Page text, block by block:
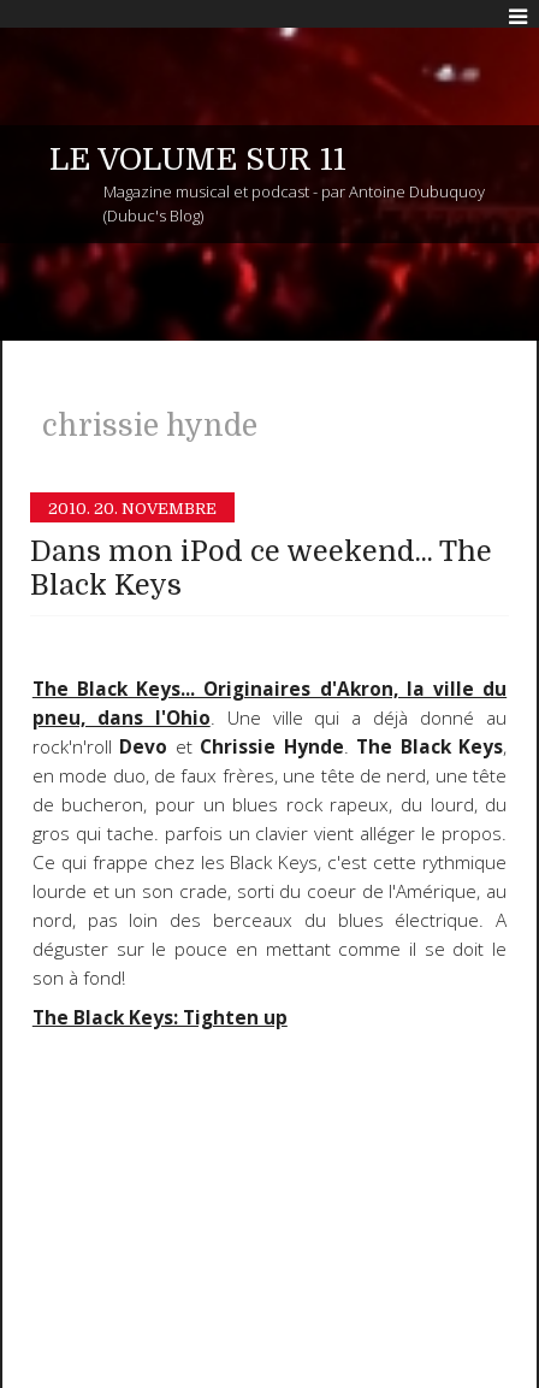
LE VOLUME SUR 11
Magazine musical et podcast - par Antoine Dubuquoy
(Dubuc's Blog)
chrissie hynde
2010. 20. NOVEMBRE
Dans mon iPod ce weekend... The
Black Keys
The Black Keys... Originaires d'Akron, la ville du
pneu, dans l'Ohio. Une ville qui a déjà donné au
rock'n'roll Devo et Chrissie Hynde. The Black Keys,
en mode duo, de faux frères, une tête de nerd, une tête
de bucheron, pour un blues rock rapeux, du lourd, du
gros qui tache. parfois un clavier vient alléger le propos.
Ce qui frappe chez les Black Keys, c'est cette rythmique
lourde et un son crade, sorti du coeur de l'Amérique, au
nord, pas loin des berceaux du blues électrique. A
déguster sur le pouce en mettant comme il se doit le
son à fond!
The Black Keys: Tighten up